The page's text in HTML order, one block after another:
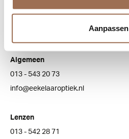
Aanpassen
Klantenservice
Algemeen
013 - 543 20 73
info@eekelaaroptiek.nl
Lenzen
013 - 542 28 71